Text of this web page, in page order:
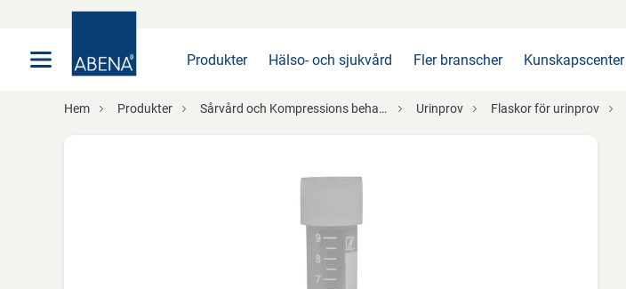
Produkter Hälso- och sjukvård Fler branscher Kunskapscenter
Hem Produkter Sårvård och Kompressions behandling Urinprov Flaskor för urinprov